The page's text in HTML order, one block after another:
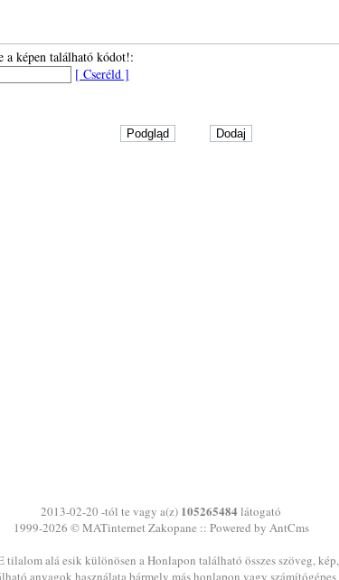
a képen található kódot!:
[ Cseréld ]
2013-02-20 -tól te vagy a(z) 105265484 látogató
1999-2026 ©MATinternet Zakopane :: Powered by AntCms
alá esik különösen a Honlapon található összes szöveg,
anyagok használata bármely más honlapon vagy